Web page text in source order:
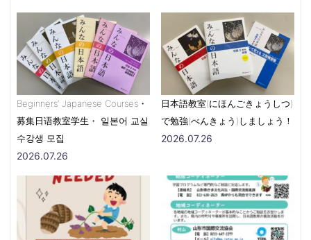
Beginners’ Japanese Courses・
募集日语教室学生・ 일본어 교실
수강생 모집
2026.07.26
日本語教室(にほんごきょうしつ)
で勉強(べんきょう)しましょう！
2026.07.26